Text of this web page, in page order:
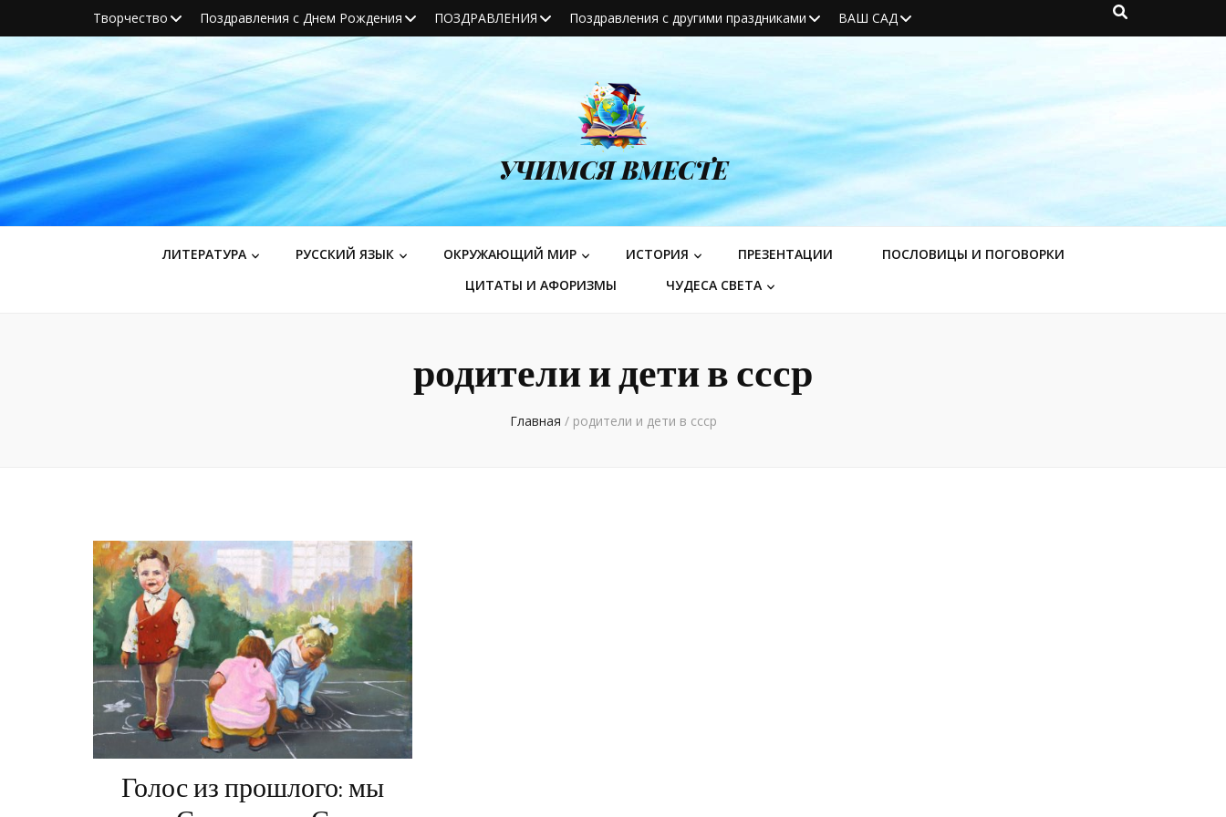
Творчество Поздравления с Днем Рождения ПОЗДРАВЛЕНИЯ Поздравления с другими праздниками ВАШ САД
УЧИМСЯ ВМЕСТЕ
ЛИТЕРАТУРА РУССКИЙ ЯЗЫК ОКРУЖАЮЩИЙ МИР ИСТОРИЯ ПРЕЗЕНТАЦИИ
ПОСЛОВИЦЫ И ПОГОВОРКИ
ЦИТАТЫ И АФОРИЗМЫ
ЧУДЕСА СВЕТА
родители и дети в ссср
Главная / родители и дети в ссср
Голос из прошлого: мы